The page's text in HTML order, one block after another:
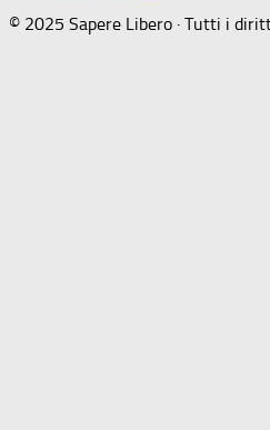
© 2025 Sapere Libero · Tutti i